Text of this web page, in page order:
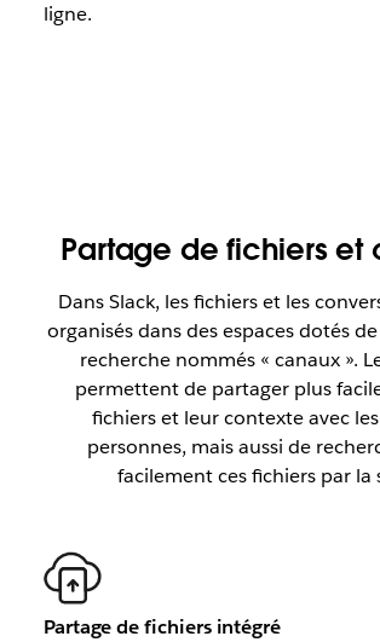
ligne.
Partage de fichiers et
Dans Slack, les fichiers et les
organisés dans des espaces dotés
recherche nommés « canaux ».
permettent de partager plus
fichiers et leur contexte avec
personnes, mais aussi de
facilement ces fichiers par la
Partage de fichiers intégré